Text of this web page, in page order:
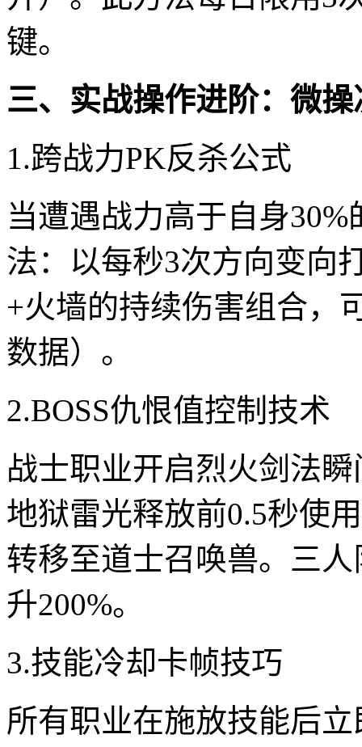
键。
三、实战操作进阶：微
1.跨战力PK反杀公式
当遭遇战力高于自身
法：以每秒3次方向变向
+火墙的持续伤害组合，
数据）。
2.BOSS仇恨值控制技术
战士职业开启烈火剑法
地狱雷光释放前0.5秒使
转移至道士召唤兽。三
升200%。
3.技能冷却卡帧技巧
所有职业在施放技能后